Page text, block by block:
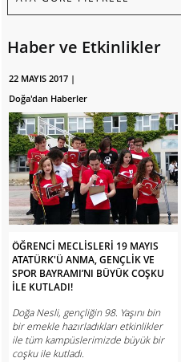
Haber ve Etkinlikler
22 MAYIS 2017 |
Doğa'dan Haberler
ÖĞRENCİ MECLİSLERİ 19 MAYIS
ATATÜRK'Ü ANMA, GENÇLİK VE
SPOR BAYRAMI’NI BÜYÜK COŞKU
İLE KUTLADI!
Doğa Nesli, gençliğin 98. Yaşını bin
bir emekle hazırladıkları etkinlikler
ile tüm kampüslerimizde büyük bir
coşku ile kutladı.